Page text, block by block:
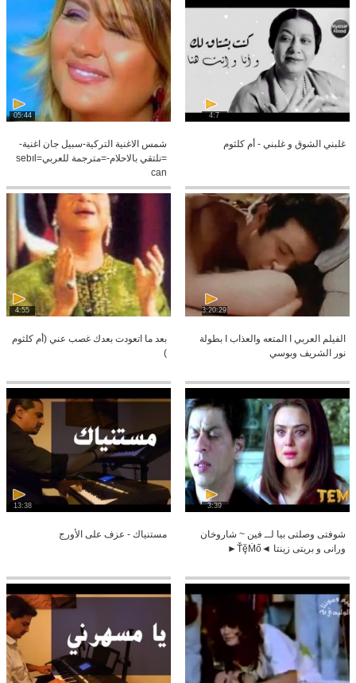
4:7
غلبني الشوق و غلبني - أم كلثوم
05:44
شمس الاغنية التركية-سبيل جان اغنية-
=نلتقي بالاحلام-=مترجمة للعربي=sebıl
can
3:20:29
الفيلم العربي I المتعه والعذاب I بطولة
نور الشريف وبوسي
4:55
بعد ما اتعودت بعدك غصب عني (أم كلثوم
)
3:39
شوفتى وصلتى بيا لــ فين ~ شاروخان
ورانى و بريتى زينتا ◄ŤḝṀő►
13:38
مستنياك - عزف على الأورج